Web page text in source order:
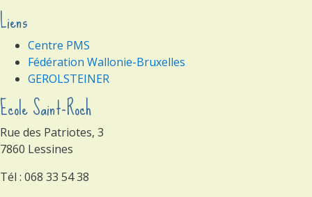
Liens
Centre PMS
Fédération Wallonie-Bruxelles
GEROLSTEINER
Ecole Saint-Roch
Rue des Patriotes, 3
7860 Lessines
Tél : 068 33 54 38